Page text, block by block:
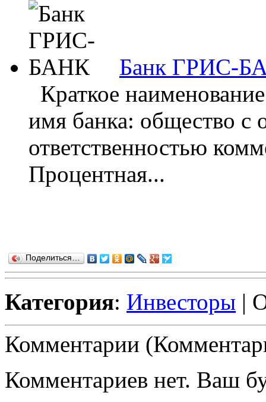
Банк ГРИС-
Краткое
имя банка: общество с
ответственностью
Процентная...
Поделиться…
Категория: Инвесторы |
Комментарии
Комментариев нет. Ваш